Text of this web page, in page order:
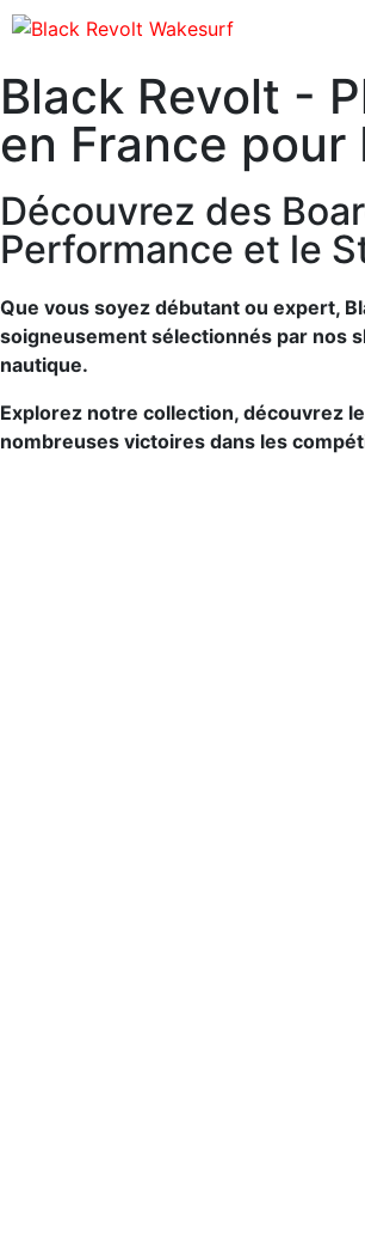
Black Revolt -
en France
Découvrez des
Performance et le
Que vous soyez débutant ou expert,
soigneusement sélectionnés par nos
nautique.
Explorez notre collection, découvrez
nombreuses victoires dans les